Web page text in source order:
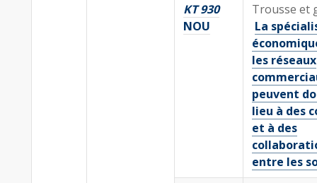
KT 930
NOU
Trousse et
La
les réseaux
peuvent
lieu à des
et à des
entre les